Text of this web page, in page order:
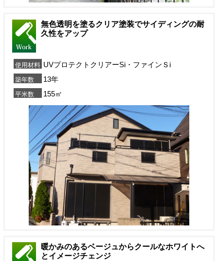
無色透明を塗るクリア塗装でサイディングの耐
久性をアップ
使用材料 UVプロテクトクリアーSi・ファインＳi
築年数 13年
平米数 155㎡
暖かみのあるベージュからクールなホワイトへ
とイメージチェンジ